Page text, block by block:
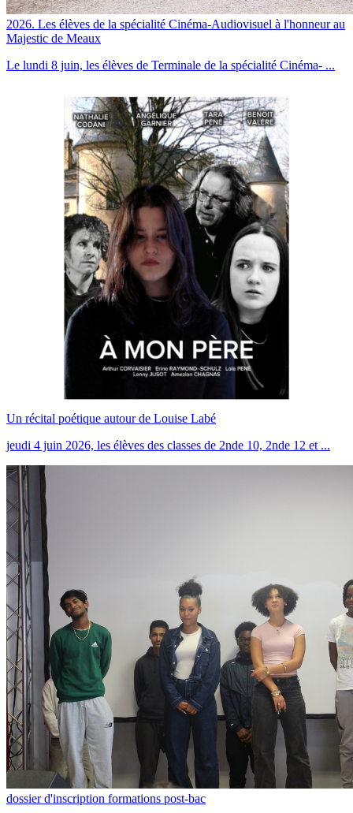
2026. Les élèves de la spécialité Cinéma-Audiovisuel à l'honneur au
Majestic de Meaux
Le lundi 8 juin, les élèves de Terminale de la spécialité Cinéma- ...
Un récital poétique autour de Louise Labé
jeudi 4 juin 2026, les élèves des classes de 2nde 10, 2nde 12 et ...
dossier d'inscription formations post-bac